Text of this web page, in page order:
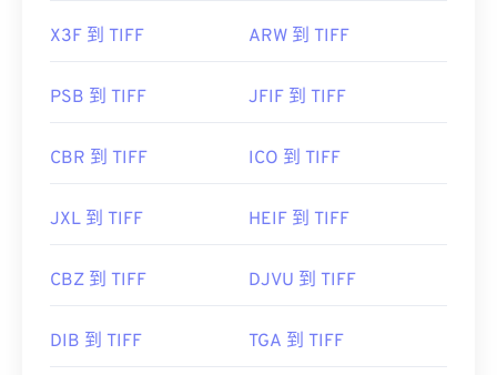
X3F 到 TIFF ARW 到 TIFF
PSB 到 TIFF JFIF 到 TIFF
CBR 到 TIFF ICO 到 TIFF
JXL 到 TIFF HEIF 到 TIFF
CBZ 到 TIFF DJVU 到 TIFF
DIB 到 TIFF TGA 到 TIFF